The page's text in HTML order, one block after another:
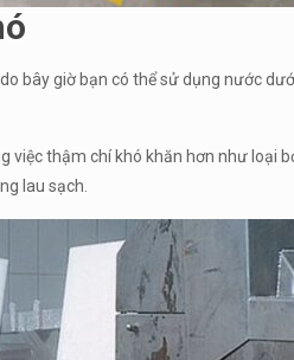
bây giờ bạn có thể sử dụng nước
việc thậm chí khó khăn hơn như loại
lau sạch.